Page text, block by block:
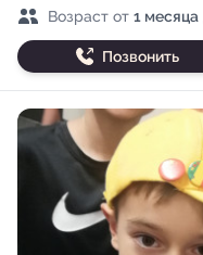
Возраст детей
Возраст от 1 месяца
Позвонить